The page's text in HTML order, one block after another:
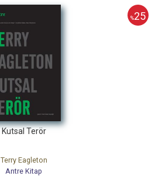
%25
Kutsal Terör
Terry Eagleton
Antre Kitap